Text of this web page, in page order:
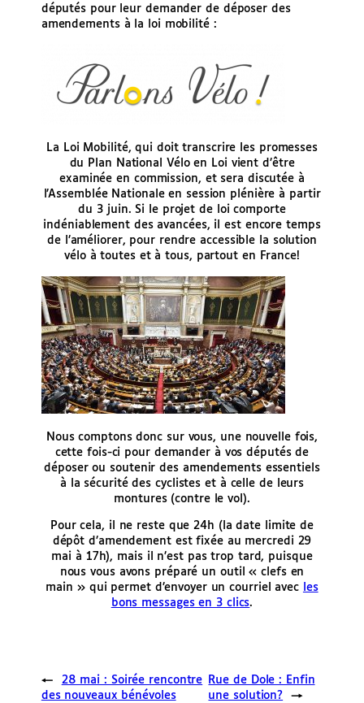
députés pour leur demander de déposer des
amendements à la loi mobilité :
La Loi Mobilité, qui doit transcrire les promesses
du Plan National Vélo en Loi vient d’être
examinée en commission, et sera discutée à
l’Assemblée Nationale en session plénière à partir
du 3 juin. Si le projet de loi comporte
indéniablement des avancées, il est encore temps
de l’améliorer, pour rendre accessible la solution
vélo à toutes et à tous, partout en France!
Nous comptons donc sur vous, une nouvelle fois,
cette fois-ci pour demander à vos députés de
déposer ou soutenir des amendements essentiels
à la sécurité des cyclistes et à celle de leurs
montures (contre le vol).
Pour cela, il ne reste que 24h (la date limite de
dépôt d’amendement est fixée au mercredi 29
mai à 17h), mais il n’est pas trop tard, puisque
nous vous avons préparé un outil «clefs en
main » qui permet d’envoyer un courriel avec
les
bons messages en 3 clics.
←
28 mai : Soirée rencontre
des nouveaux bénévoles
Rue de Dole : Enfin
une solution?
→